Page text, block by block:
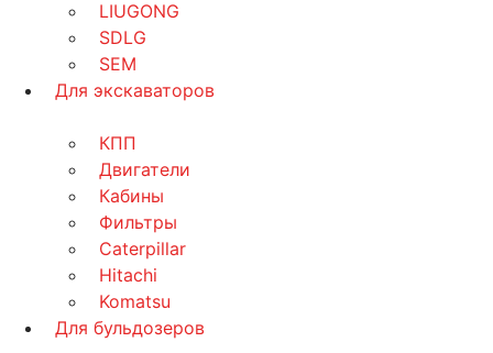
LIUGONG
SDLG
SEM
Для экскаваторов
КПП
Двигатели
Кабины
Фильтры
Caterpillar
Hitachi
Komatsu
Для бульдозеров